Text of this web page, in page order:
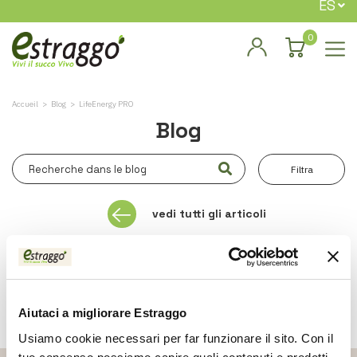
Aiutaci a migliorare Estraggo
Usiamo cookie necessari per far funzionare il sito. Con il
ES
0
Accueil Blog LifeEnergy PRO
Blog
Non ci sono risultati
vedi tutti gli articoli
Filtra